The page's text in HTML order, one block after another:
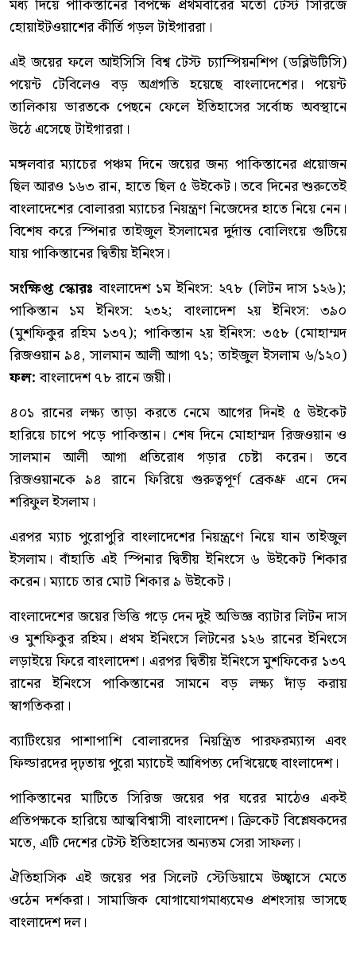
মধ্য দিয়ে পাকিস্তানের বিপক্ষে প্রথমবারের মতো টেস্ট সিরিজে
হোয়াইটওয়াশের কীর্তি গড়ল টাইগাররা।
এই জয়ের ফলে আইসিসি বিশ্ব টেস্ট চ্যাম্পিয়নশিপ (ডব্লিউটিসি)
পয়েন্ট টেবিলেও বড় অগ্রগতি হয়েছে বাংলাদেশের। পয়েন্ট
তালিকায় ভারতকে পেছনে ফেলে ইতিহাসের সর্বোচ্চ অবস্থানে
উঠে এসেছে টাইগাররা।
মঙ্গলবার ম্যাচের পঞ্চম দিনে জয়ের জন্য পাকিস্তানের প্রয়োজন
ছিল আরও ১৬৩ রান, হাতে ছিল ৫ উইকেট। তবে দিনের শুরুতেই
বাংলাদেশের বোলাররা ম্যাচের নিয়ন্ত্রণ নিজেদের হাতে নিয়ে নেন।
বিশেষ করে স্পিনার তাইজুল ইসলামের দুর্দান্ত বোলিংয়ে গুটিয়ে
যায় পাকিস্তানের দ্বিতীয় ইনিংস।
সংক্ষিপ্ত স্কোরঃ বাংলাদেশ ১ম ইনিংস: ২৭৮ (লিটন দাস ১২৬);
পাকিস্তান ১ম ইনিংস: ২৩২; বাংলাদেশ ২য় ইনিংস: ৩৯০
(মুশফিকুর রহিম ১৩৭); পাকিস্তান ২য় ইনিংস: ৩৫৮ (মোহাম্মদ
রিজওয়ান ৯৪, সালমান আলী আগা ৭১; তাইজুল ইসলাম ৬/১২০)
ফল:বাংলাদেশ ৭৮ রানে জয়ী।
৪০১ রানের লক্ষ্য তাড়া করতে নেমে আগের দিনই ৫ উইকেট
হারিয়ে চাপে পড়ে পাকিস্তান। শেষ দিনে মোহাম্মদ রিজওয়ান ও
সালমান আলী আগা প্রতিরোধ গড়ার চেষ্টা করেন। তবে
রিজওয়ানকে ৯৪ রানে ফিরিয়ে গুরুত্বপূর্ণ ব্রেকথ্রু এনে দেন
শরিফুল ইসলাম।
এরপর ম্যাচ পুরোপুরি বাংলাদেশের নিয়ন্ত্রণে নিয়ে যান তাইজুল
ইসলাম। বাঁহাতি এই স্পিনার দ্বিতীয় ইনিংসে ৬ উইকেট শিকার
করেন। ম্যাচে তার মোট শিকার ৯ উইকেট।
বাংলাদেশের জয়ের ভিত্তি গড়ে দেন দুই অভিজ্ঞ ব্যাটার লিটন দাস
ও মুশফিকুর রহিম। প্রথম ইনিংসে লিটনের ১২৬ রানের ইনিংসে
লড়াইয়ে ফিরে বাংলাদেশ। এরপর দ্বিতীয় ইনিংসে মুশফিকের ১৩৭
রানের ইনিংসে পাকিস্তানের সামনে বড় লক্ষ্য দাঁড় করায়
স্বাগতিকরা।
ব্যাটিংয়ের পাশাপাশি বোলারদের নিয়ন্ত্রিত পারফরম্যান্স এবং
ফিল্ডারদের দৃঢ়তায় পুরো ম্যাচেই আধিপত্য দেখিয়েছে বাংলাদেশ।
পাকিস্তানের মাটিতে সিরিজ জয়ের পর ঘরের মাঠেও একই
প্রতিপক্ষকে হারিয়ে আত্মবিশ্বাসী বাংলাদেশ। ক্রিকেট বিশ্লেষকদের
মতে, এটি দেশের টেস্ট ইতিহাসের অন্যতম সেরা সাফল্য।
ঐতিহাসিক এই জয়ের পর সিলেট স্টেডিয়ামে উচ্ছ্বাসে মেতে
ওঠেন দর্শকরা। সামাজিক যোগাযোগমাধ্যমেও প্রশংসায় ভাসছে
বাংলাদেশ দল।